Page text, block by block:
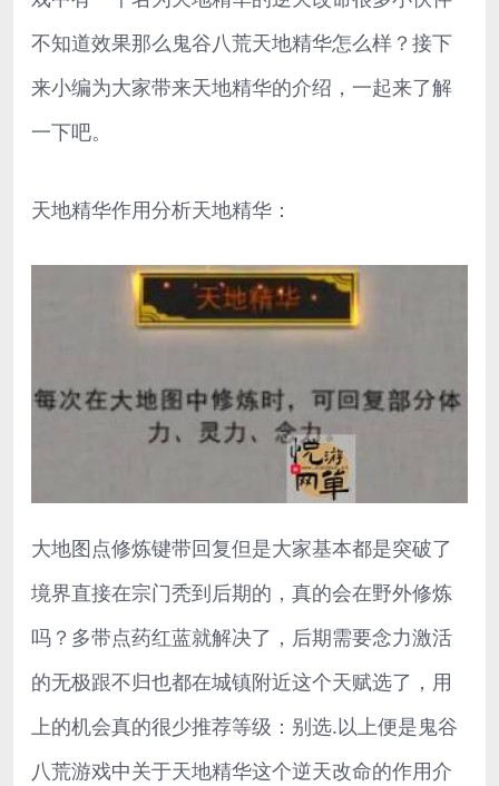
不知道效果那么鬼谷八荒天地精华怎么样？接下
来小编为大家带来天地精华的介绍，一起来了解
一下吧。
天地精华作用分析天地精华：
大地图点修炼键带回复但是大家基本都是突破了
境界直接在宗门秃到后期的，真的会在野外修炼
吗？多带点药红蓝就解决了，后期需要念力激活
的无极跟不归也都在城镇附近这个天赋选了，用
上的机会真的很少推荐等级：别选.以上便是鬼谷
八荒游戏中关于天地精华这个逆天改命的作用介